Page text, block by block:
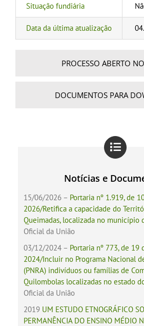
Situação fundiária
Data da última atualização
PROCESSO ABERTO
DOCUMENTOS PARA
Notícias e
15/06/2026 – Portaria nº 1.919, de
2026/Retifica a capacidade do
Queimadas, localizada no município
Oficial da União
03/12/2024 – Portaria nº 773, de 19
2024/Incluir no Programa Nacional
(PNRA) indivíduos ou famílias de
Quilombolas localizadas no estado
Oficial da União
2019 UM ESTUDO ETNOGRÁFICO
PERMANÊNCIA DO ENSINO MÉDIO